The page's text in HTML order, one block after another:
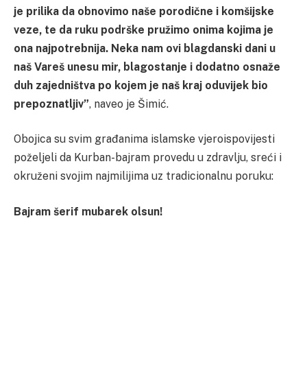
je prilika da obnovimo naše porodične i komšijske
veze, te da ruku podrške pružimo onima kojima je
ona najpotrebnija. Neka nam ovi blagdanski dani u
naš Vareš unesu mir, blagostanje i dodatno osnaže
duh zajedništva po kojem je naš kraj oduvijek bio
prepoznatljiv”, naveo je Šimić.
Obojica su svim građanima islamske vjeroispovijesti
poželjeli da Kurban-bajram provedu u zdravlju, sreći i
okruženi svojim najmilijima uz tradicionalnu poruku:
Bajram šerif mubarek olsun!